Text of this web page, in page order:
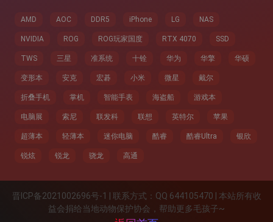
AMD AOC DDR5 iPhone LG NAS
NVIDIA ROG ROG玩家国度 RTX 4070 SSD
TWS 三星 准系统 十铨 华为 华擎 华硕
变形本 安克 宏碁 小米 微星 戴尔
折叠手机 掌机 智能手表 海盗船 游戏本
电脑展 索尼 联发科 联想 英特尔 苹果
超薄本 轻薄本 迷你电脑 酷睿 酷睿Ultra 银欣
锐炫 锐龙 骁龙 高通
晋ICP备2021002696号-1 | 联系方式：QQ 644105470 | 本站所有收
益会捐给当地动物保护协会，帮助更多毛孩子~